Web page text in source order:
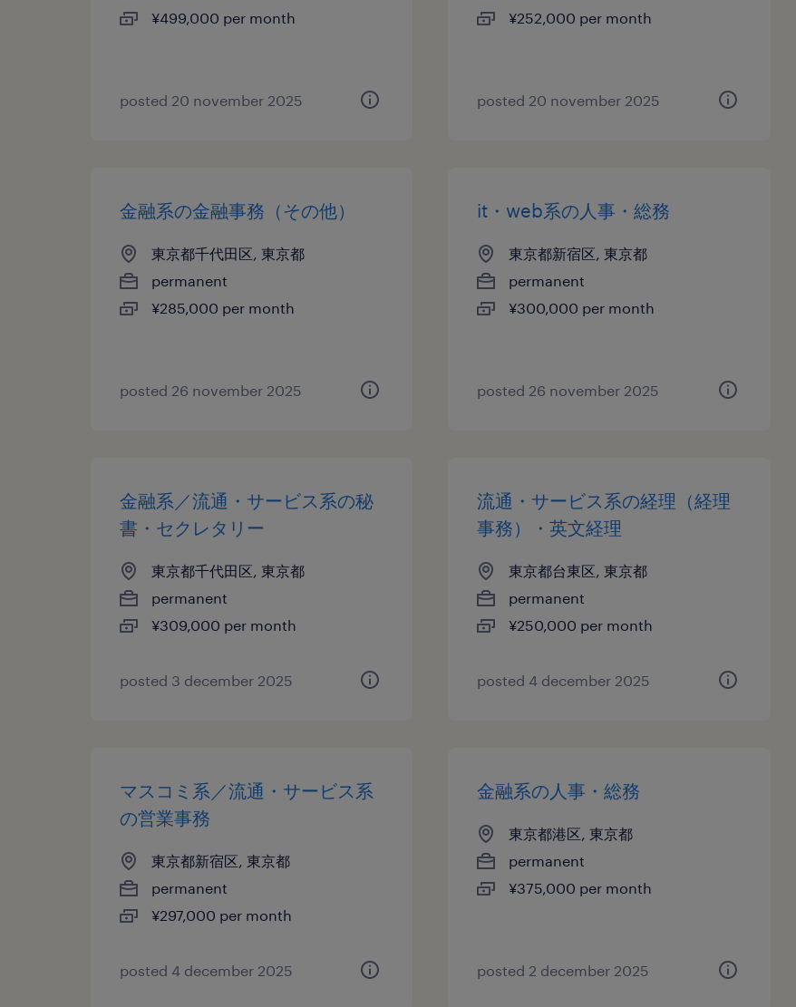
¥499,000 per month
posted 20 november 2025
¥252,000 per month
posted 20 november 2025
金融系の金融事務（その他）
東京都千代田区, 東京都
permanent
¥285,000 per month
posted 26 november 2025
it・web系の人事・総務
東京都新宿区, 東京都
permanent
¥300,000 per month
posted 26 november 2025
金融系／流通・サービス系の秘
書・セクレタリー
東京都千代田区, 東京都
permanent
¥309,000 per month
posted 3 december 2025
流通・サービス系の経理（経理
事務）・英文経理
東京都台東区, 東京都
permanent
¥250,000 per month
posted 4 december 2025
マスコミ系／流通・サービス系
の営業事務
東京都新宿区, 東京都
permanent
¥297,000 per month
posted 4 december 2025
金融系の人事・総務
東京都港区, 東京都
permanent
¥375,000 per month
posted 2 december 2025